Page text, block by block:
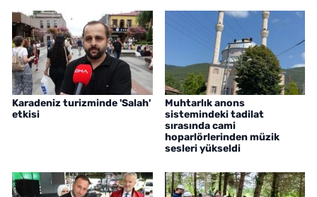
Karadeniz turizminde 'Salah'
etkisi
Muhtarlık anons
sistemindeki tadilat
sırasında cami
hoparlörlerinden müzik
sesleri yükseldi